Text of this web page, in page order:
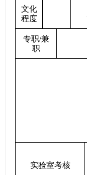
文化
程度
专职/兼
职
实验室考核